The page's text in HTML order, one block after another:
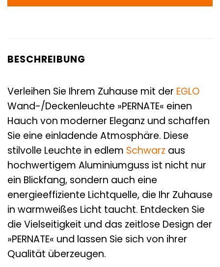
BESCHREIBUNG
Verleihen Sie Ihrem Zuhause mit der EGLO
Wand-/Deckenleuchte »PERNATE« einen
Hauch von moderner Eleganz und schaffen
Sie eine einladende Atmosphäre. Diese
stilvolle Leuchte in edlem Schwarz aus
hochwertigem Aluminiumguss ist nicht nur
ein Blickfang, sondern auch eine
energieeffiziente Lichtquelle, die Ihr Zuhause
in warmweißes Licht taucht. Entdecken Sie
die Vielseitigkeit und das zeitlose Design der
»PERNATE« und lassen Sie sich von ihrer
Qualität überzeugen.